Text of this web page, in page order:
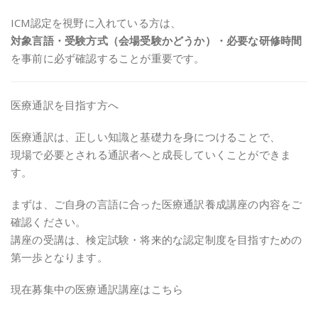
ICM認定を視野に入れている方は、
対象言語・受験方式（会場受験かどうか）・必要な研修時間
を事前に必ず確認することが重要です。
医療通訳を目指す方へ
医療通訳は、正しい知識と基礎力を身につけることで、
現場で必要とされる通訳者へと成長していくことができま
す。
まずは、ご自身の言語に合った医療通訳養成講座の内容をご
確認ください。
講座の受講は、検定試験・将来的な認定制度を目指すための
第一歩となります。
現在募集中の医療通訳講座はこちら